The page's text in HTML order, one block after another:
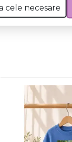
cele necesare